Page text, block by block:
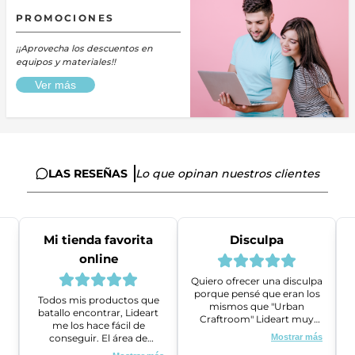
PROMOCIONES
¡¡Aprovecha los descuentos en
equipos y materiales!!
Ver más
LAS RESEÑAS Lo que opinan nuestros clientes
Mi tienda favorita
online
Todos mis productos que
batallo encontrar, Lideart
me los hace fácil de
conseguir. El área de
ventas es super amable y
Disculpa
Quiero ofrecer una disculpa
porque pensé que eran los
mismos que "Urban
Craftroom" Lideart muy
amables me ayudaron a
gestionar un problema que
Mostrar más